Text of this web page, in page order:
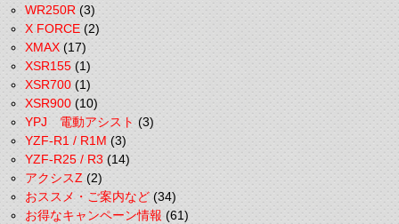
WR250R(3)
X FORCE(2)
XMAX(17)
XSR155(1)
XSR700(1)
XSR900(10)
YPJ 電動アシスト(3)
YZF-R1 / R1M(3)
YZF-R25 / R3(14)
アクシスZ(2)
おススメ・ご案内など(34)
お得なキャンペーン情報(61)